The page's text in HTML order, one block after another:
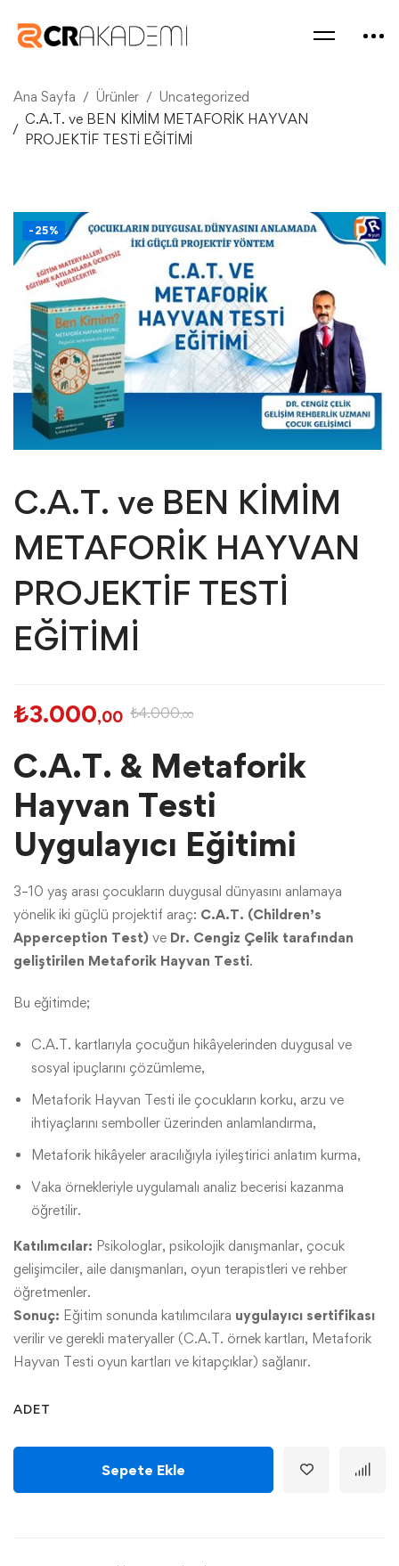
Ana Sayfa Ürünler
Uncategorized
C.A.T. ve BEN KİMİM METAFORİK HAYVAN
PROJEKTİF TESTİ EĞİTİMİ
-25%
C.A.T. ve BEN KİMİM
METAFORİK HAYVAN
PROJEKTİF TESTİ
EĞİTİMİ
₺3.000,00 ₺4.000,00
C.A.T. & Metaforik
Hayvan Testi
Uygulayıcı Eğitimi
3–10 yaş arası çocukların duygusal dünyasını anlamaya
yönelik iki güçlü projektif araç: C.A.T. (Children’s
Apperception Test) ve Dr. Cengiz Çelik tarafından
geliştirilen Metaforik Hayvan Testi.
Bu eğitimde;
C.A.T. kartlarıyla çocuğun hikâyelerinden duygusal ve
sosyal ipuçlarını çözümleme,
Metaforik Hayvan Testi ile çocukların korku, arzu ve
ihtiyaçlarını semboller üzerinden anlamlandırma,
Metaforik hikâyeler aracılığıyla iyileştirici anlatım kurma,
Vaka örnekleriyle uygulamalı analiz becerisi kazanma
öğretilir.
Katılımcılar: Psikologlar, psikolojik danışmanlar, çocuk
gelişimciler, aile danışmanları, oyun terapistleri ve rehber
öğretmenler.
Sonuç: Eğitim sonunda katılımcılara uygulayıcı sertifikası
verilir ve gerekli materyaller (C.A.T. örnek kartları, Metaforik
Hayvan Testi oyun kartları ve kitapçıklar) sağlanır.
ADET
Sepete Ekle